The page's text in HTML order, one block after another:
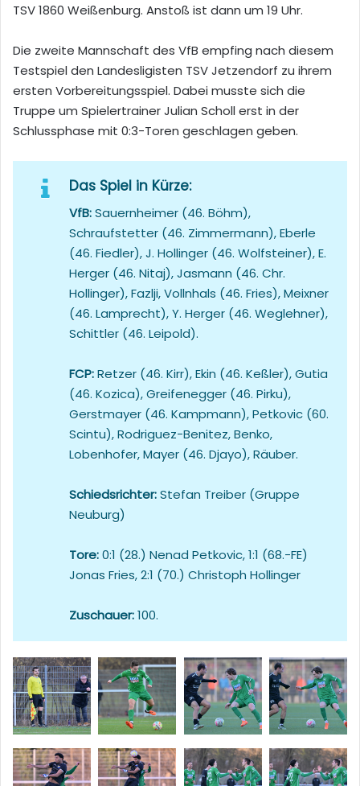
TSV 1860 Weißenburg. Anstoß ist dann um 19 Uhr.
Die zweite Mannschaft des VfB empfing nach diesem
Testspiel den Landesligisten TSV Jetzendorf zu ihrem
ersten Vorbereitungsspiel. Dabei musste sich die
Truppe um Spielertrainer Julian Scholl erst in der
Schlussphase mit 0:3-Toren geschlagen geben.
Das Spiel in Kürze:
VfB:Sauernheimer (46. Böhm),
Schraufstetter (46. Zimmermann), Eberle
(46. Fiedler), J. Hollinger (46. Wolfsteiner), E.
Herger (46. Nitaj), Jasmann (46. Chr.
Hollinger), Fazlji, Vollnhals (46. Fries), Meixner
(46. Lamprecht), Y. Herger (46. Weglehner),
Schittler (46. Leipold).
FCP:Retzer (46. Kirr), Ekin (46. Keßler), Gutia
(46. Kozica), Greifenegger (46. Pirku),
Gerstmayer (46. Kampmann), Petkovic (60.
Scintu), Rodriguez-Benitez, Benko,
Lobenhofer, Mayer (46. Djayo), Räuber.
Schiedsrichter:Stefan Treiber (Gruppe
Neuburg)
Tore:0:1 (28.) Nenad Petkovic, 1:1 (68.-FE)
Jonas Fries, 2:1 (70.) Christoph Hollinger
Zuschauer:100.